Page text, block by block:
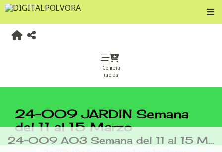
Compra
rápida
24-009 JARDIN Semana
del 11 al 15 Marzo
24-009 A03 Semana del 11 al 15 Marzo